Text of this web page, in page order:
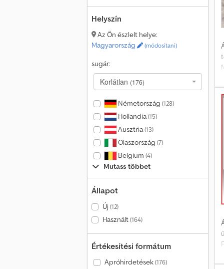
Helyszín
Az Ön észlelt helye:
Magyarország
(módosítani)
sugár:
Korlátlan (176)
Németország (128)
Hollandia(15)
Ausztria(13)
Olaszország (7)
Belgium (4)
Mutass többet
Állapot
Új(12)
Használt(164)
Értékesítési formátum
Apróhirdetések(176)